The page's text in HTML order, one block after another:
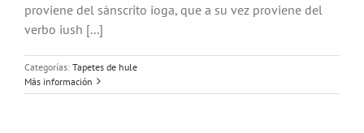
proviene del sánscrito ioga, que a su vez proviene del
verbo iush [...]
Categorías: Tapetes de hule
Más información